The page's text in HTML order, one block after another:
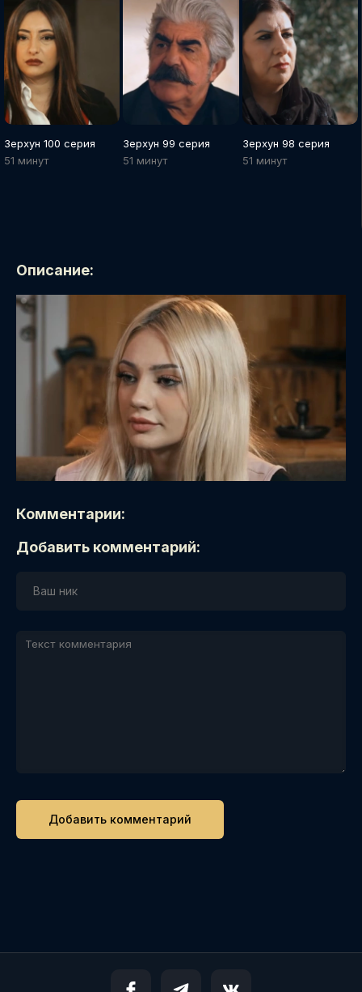
Зерхун 100 серия
51 минут
Зерхун 99 серия
51 минут
Зерхун 98 серия
51 минут
Описание:
Комментарии:
Добавить комментарий: